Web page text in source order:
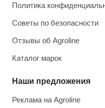
Политика
Советы по безопасности
Отзывы об Agroline
Каталог марок
Наши предложения
Реклама на Agroline